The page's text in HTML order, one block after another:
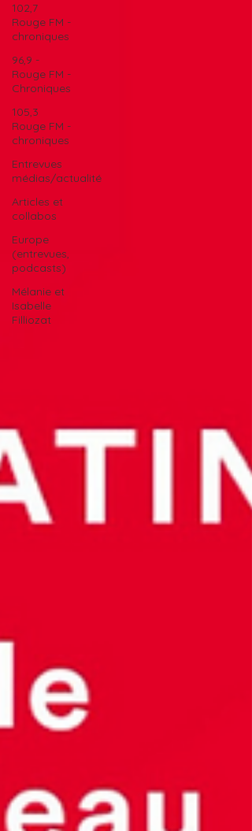
102,7
Rouge FM -
chroniques
96,9 -
Rouge FM -
Chroniques
105,3
Rouge FM -
chroniques
Entrevues
médias/actualité
Articles et
collabos
Europe
(entrevues,
podcasts)
Mélanie et
Isabelle
Filliozat